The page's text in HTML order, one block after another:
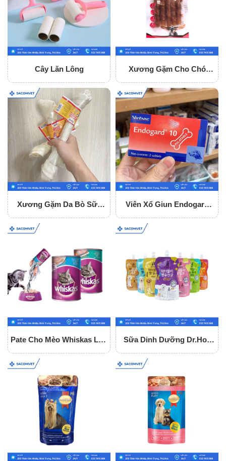
Cây Lăn Lông
Xương Gặm Cho Chó
Xương Gặm Da Bò Sữa
Viên Xổ Giun Endogard
Pate Cho Mèo Whiskas Lon
Sữa Dinh Dưỡng Dr.Holi